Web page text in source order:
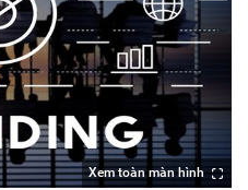
Xem toàn màn hình